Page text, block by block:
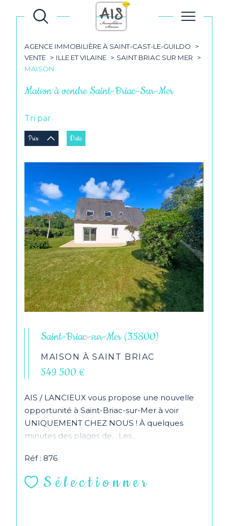
AGENCE IMMOBILIÈRE À SAINT-CAST-LE-GUILDO
VENTE
ILLE ET VILAINE
SAINT BRIAC SUR MER
MAISON
Maison à vendre Saint-Briac-Sur-Mer
Tri par
Prix Date
Saint-Briac-sur-Mer (35800)
MAISON À SAINT BRIAC
549 500 €
AIS / LANCIEUX vous propose une nouvelle
opportunité à Saint-Briac-sur-Mer à voir
UNIQUEMENT CHEZ NOUS ! À quelques
minutes des plages de... Les...
Réf : 876
Sélectionner